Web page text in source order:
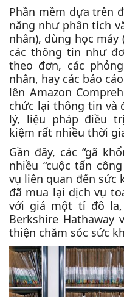
Phần mềm dựa trên
năng như phân tích
nhân), dùng học máy
các thông tin như
theo đơn, các
nhân, hay các báo
lên Amazon
chức lại thông tin và
lý, liệu pháp điều
kiệm rất nhiều thời
Gần đây, các “gã
nhiều “cuộc tấn
vụ liên quan đến sức
đã mua lại dịch vụ
với giá một tỉ đô
Berkshire Hathaway
thiện chăm sóc sức